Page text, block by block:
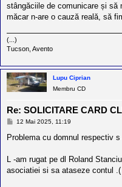
stângăciile de comunicare și să
măcar n-are o cauză reală, să
(...)
Tucson, Avento
Lupu Ciprian
Membru CD
Re: SOLICITARE CARD
M
s
12 Mai 2025, 11:19
Problema cu domnul respectiv
L -am rugat pe dl Roland
asociatiei si sa ataseze contul